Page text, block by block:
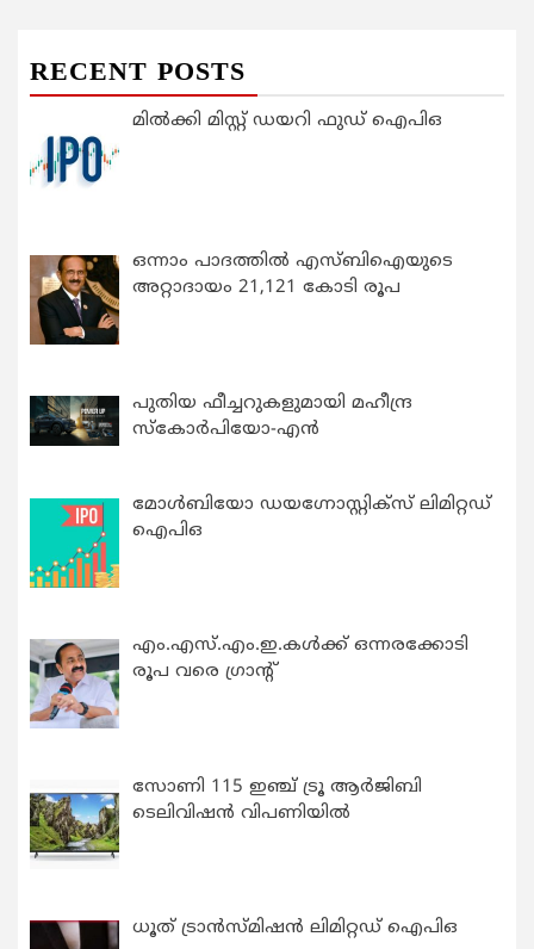
RECENT POSTS
മിൽക്കി മിസ്റ്റ് ഡയറി ഫുഡ് ഐപിഒ
ഒന്നാം പാദത്തിൽ എസ്ബിഐയുടെ
അറ്റാദായം 21,121 കോടി രൂപ
പുതിയ ഫീച്ചറുകളുമായി മഹീന്ദ്ര
സ്കോർപിയോ-എൻ
മോൾബിയോ ഡയഗ്നോസ്റ്റിക്സ് ലിമിറ്റഡ്
ഐപിഒ
എം.എസ്.എം.ഇ.കൾക്ക് ഒന്നരക്കോടി
രൂപ വരെ ഗ്രാന്റ്
സോണി 115 ഇഞ്ച് ട്രൂ ആർജിബി
ടെലിവിഷൻ വിപണിയിൽ
ധൂത് ട്രാൻസ്മിഷൻ ലിമിറ്റഡ് ഐപിഒ